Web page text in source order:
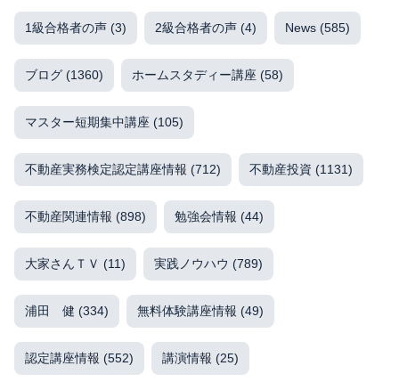
1級合格者の声 (3) 2級合格者の声 (4) News (585)
ブログ (1360) ホームスタディー講座 (58)
マスター短期集中講座 (105)
不動産実務検定認定講座情報 (712) 不動産投資 (1131)
不動産関連情報 (898) 勉強会情報 (44)
大家さんＴＶ (11) 実践ノウハウ (789)
浦田 健 (334) 無料体験講座情報 (49)
認定講座情報 (552) 講演情報 (25)